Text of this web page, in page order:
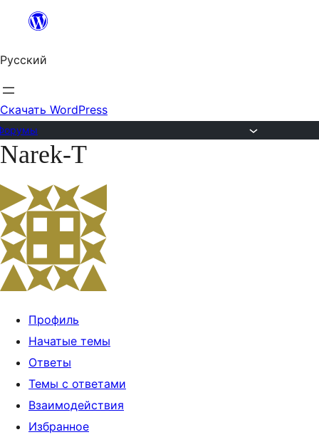
Перейти
содержимому
Русский
Скачать WordPress
Перейти
содержимому
Narek-T
Профиль
Начатые темы
Ответы
Темы с ответами
Взаимодействия
Избранное